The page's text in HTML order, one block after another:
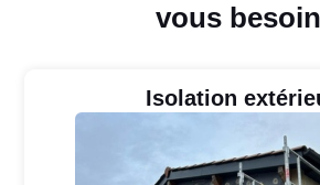
vous
Isolation